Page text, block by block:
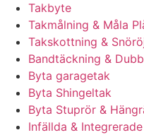
Takbyte
Takmålning & Måla
Takskottning &
Bandtäckning &
Byta garagetak
Byta Shingeltak
Byta Stuprör &
Infällda &